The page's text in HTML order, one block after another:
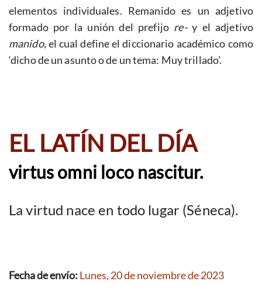
elementos individuales. Remanido es un adjetivo
formado por la unión del prefijo re-y el adjetivo
manido, el cual define el diccionario académico como
‘dicho de un asunto o de un tema: Muy trillado’.
EL LATÍN DEL DÍA
virtus omni loco nascitur.
La virtud nace en todo lugar (Séneca).
Fecha de envío: Lunes, 20 de noviembre de 2023